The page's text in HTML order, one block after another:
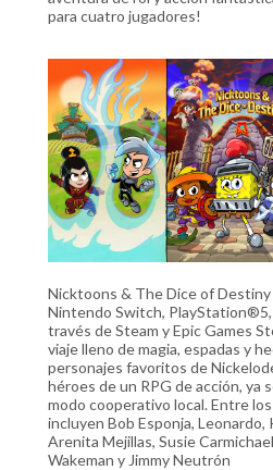
para cuatro jugadores!
Nicktoons & The Dice of
Nintendo Switch, PlayStation®5,
través de Steam y Epic Games
viaje lleno de magia, espadas y
personajes favoritos de
héroes de un RPG de acción, ya
modo cooperativo local. Entre
incluyen Bob Esponja, Leonardo,
Arenita Mejillas, Susie
Wakeman y Jimmy Neutrón